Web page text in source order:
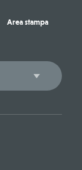
Area stampa